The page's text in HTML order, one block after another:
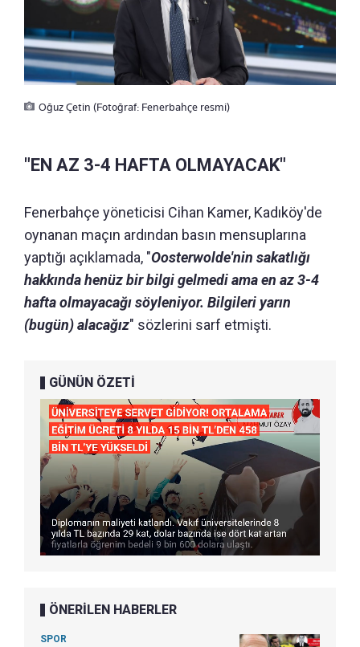
Oğuz Çetin (Fotoğraf: Fenerbahçe resmi)
"EN AZ 3-4 HAFTA OLMAYACAK"
Fenerbahçe yöneticisi Cihan Kamer, Kadıköy'de
oynanan maçın ardından basın mensuplarına
yaptığı açıklamada, "Oosterwolde'nin sakatlığı
hakkında henüz bir bilgi gelmedi ama en az 3-4
hafta olmayacağı söyleniyor. Bilgileri yarın
(bugün) alacağız" sözlerini sarf etmişti.
GÜNÜN ÖZETİ
ÖNERİLEN HABERLER
SPOR